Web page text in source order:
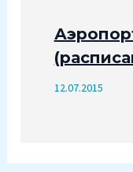
12.07.2015